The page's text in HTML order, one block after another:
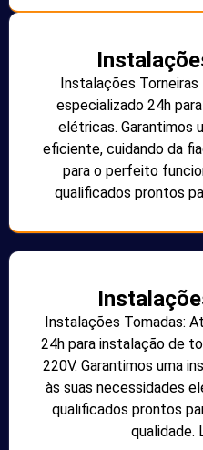
Instalações
especializado 24h
elétricas. Garantimos
eficiente, cuidando da
para o perfeito
qualificados prontos
Instalações Tomadas:
24h para instalação de
220V. Garantimos uma
às suas necessidades
qualificados prontos
qualidade.